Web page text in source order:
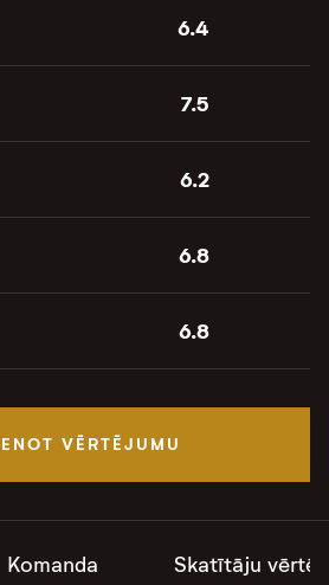
Komanda Skatītāju
6.4
7.5
6.2
6.8
6.8
VĒRTĒJUMU